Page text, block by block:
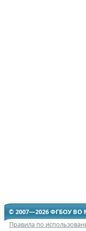
© 2007—2026 ФГБОУ ВО
Правила по